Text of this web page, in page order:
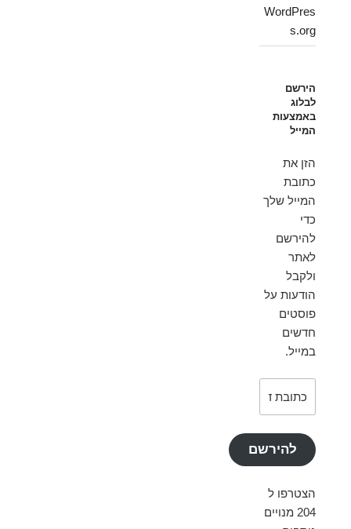
WordPres
s.org
הירשם
לבלוג
באמצעות
המייל
הזן את
כתובת
המייל שלך
כדי
להירשם
לאתר
ולקבל
הודעות על
פוסטים
חדשים
במייל.
דואר
להירשם
הצטרפו ל
204 מנויים